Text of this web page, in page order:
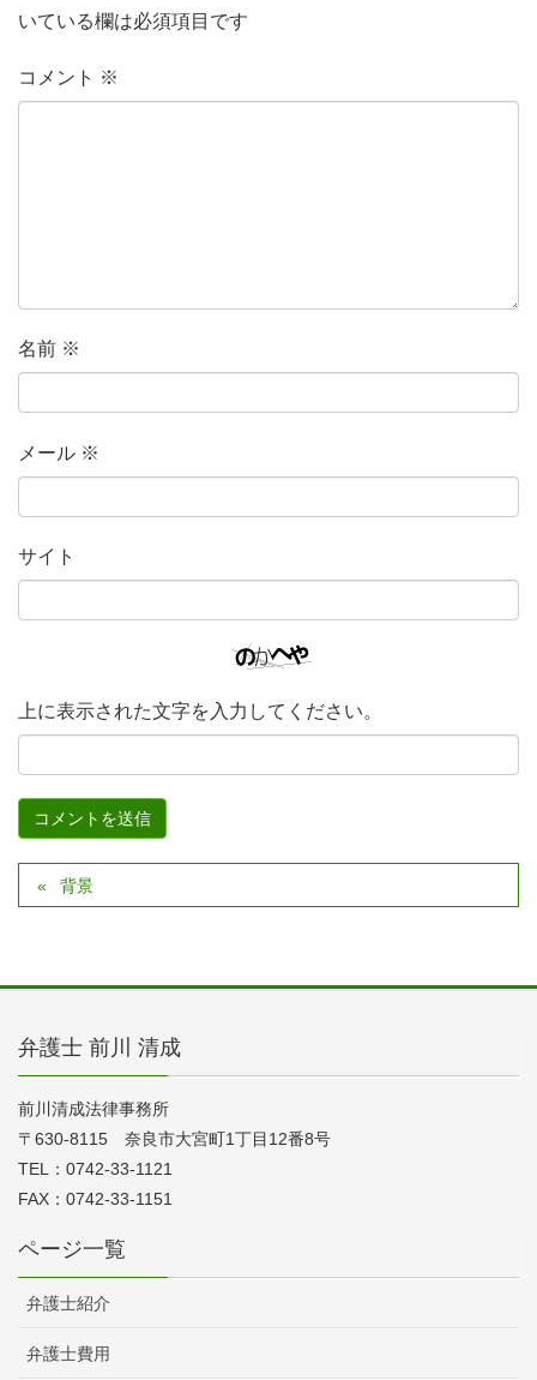
いている欄は必須項目です
コメント ※
名前 ※
メール ※
サイト
上に表示された文字を入力してください。
背景
弁護士 前川 清成
前川清成法律事務所
〒630-8115 奈良市大宮町1丁目12番8号
TEL：0742-33-1121
FAX：0742-33-1151
ページ一覧
弁護士紹介
弁護士費用